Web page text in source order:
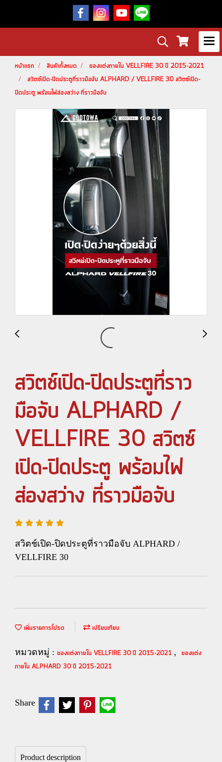
หน้าแรก สินค้าทั้งหมด
ของแต่งภายใน VELLFIRE 30 ปี 2015-2021
สวิตช์เปิด-ปิดประตูที่ราวมือจับ ALPHARD / VELLFIRE 30 สวิตซ์เปิด-
ปิดประตู พร้อมไฟส่องสว่าง ที่ราวมือจับ
สวิตช์เปิด-ปิดประตูที่ราว
มือจับ ALPHARD /
VELLFIRE 30 สวิตซ์
เปิด-ปิดประตู พร้อมไฟ
ส่องสว่าง ที่ราวมือจับ
สวิตช์เปิด-ปิดประตูที่ราวมือจับ ALPHARD /
VELLFIRE 30
เพิ่มรายการโปรด เปรียบเทียบ
หมวดหมู่ : ของแต่งภายใน VELLFIRE 30 ปี 2015-2021 , ของแต่ง
ภายใน ALPHARD 30 ปี 2015-2021
Share
Product description